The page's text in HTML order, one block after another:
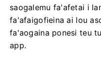
saogalemu fa'afetai i
fa'afaigofieina ai lou
fa'aogaina ponesi teu
app.